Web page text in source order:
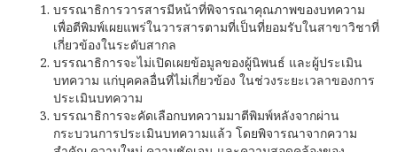
บรรณาธิการวารสารมีหน้าที่พิจารณาคุณภาพของบทความ
เพื่อตีพิมพ์เผยแพร่ในวารสารตามที่เป็นที่ยอมรับในสาขาวิชาที่
เกี่ยวข้องในระดับสากล
บรรณาธิการจะไม่เปิดเผยข้อมูลของผู้นิพนธ์ และผู้ประเมิน
บทความ แก่บุคคลอื่นที่ไม่เกี่ยวข้อง ในช่วงระยะเวลาของการ
ประเมินบทความ
บรรณาธิการจะคัดเลือกบทความมาตีพิมพ์หลังจากผ่าน
กระบวนการประเมินบทความแล้ว โดยพิจารณาจากความ